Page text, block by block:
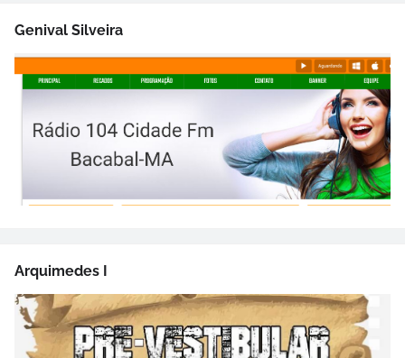
Genival Silveira
Arquimedes I